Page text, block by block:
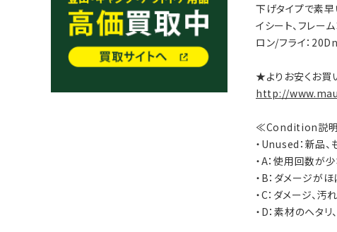
下げタイプで素
イシート、フレ
ロン/フライ：
★よりお安くお買
http://
≪Condition説
・Unused：新品
・A：使用回数が
・B：ダメージが
・C：ダメージ、
・D：素材のヘタ